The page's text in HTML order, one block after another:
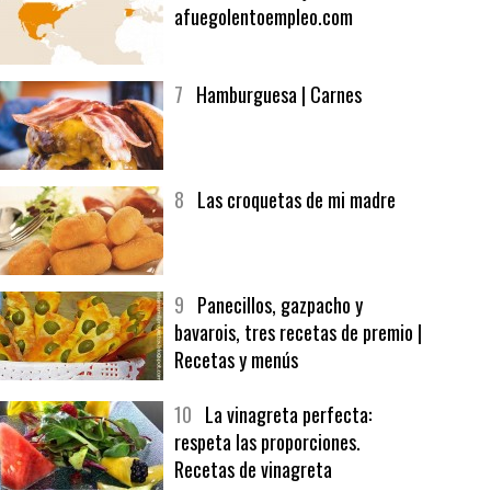
afuegolentoempleo.com
bavarois, tres recetas de premio |
Recetas y menús